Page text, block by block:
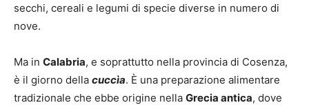
secchi, cereali e legumi di specie diverse in numero di
nove.
Ma in Calabria, e soprattutto nella provincia di Cosenza,
è il giorno della cuccìa. È una preparazione alimentare
tradizionale che ebbe origine nella Grecia antica, dove